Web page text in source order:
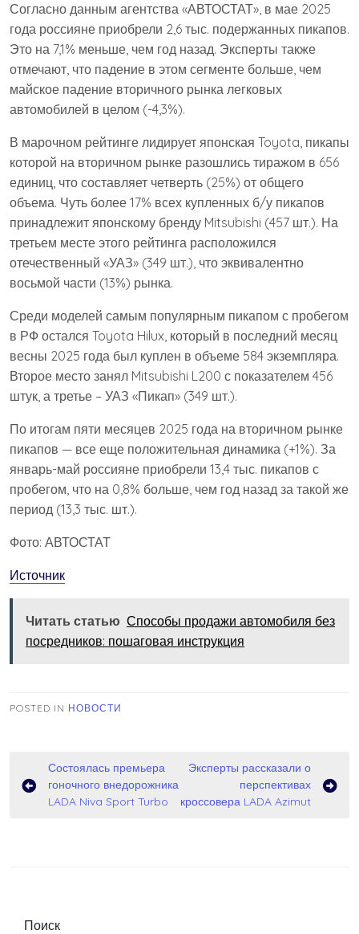
Согласно данным агентства «АВТОСТАТ», в мае 2025
года россияне приобрели 2,6 тыс. подержанных пикапов.
Это на 7,1% меньше, чем год назад. Эксперты также
отмечают, что падение в этом сегменте больше, чем
майское падение вторичного рынка легковых
автомобилей в целом (-4,3%).
В марочном рейтинге лидирует японская Toyota, пикапы
которой на вторичном рынке разошлись тиражом в 656
единиц, что составляет четверть (25%) от общего
объема. Чуть более 17% всех купленных б/у пикапов
принадлежит японскому бренду Mitsubishi (457 шт.). На
третьем месте этого рейтинга расположился
отечественный «УАЗ» (349 шт.), что эквивалентно
восьмой части (13%) рынка.
Среди моделей самым популярным пикапом с пробегом
в РФ остался Toyota Hilux, который в последний месяц
весны 2025 года был куплен в объеме 584 экземпляра.
Второе место занял Mitsubishi L200 с показателем 456
штук, а третье – УАЗ «Пикап» (349 шт.).
По итогам пяти месяцев 2025 года на вторичном рынке
пикапов — все еще положительная динамика (+1%). За
январь-май россияне приобрели 13,4 тыс. пикапов с
пробегом, что на 0,8% больше, чем год назад за такой же
период (13,3 тыс. шт.).
Фото: АВТОСТАТ
Источник
Читать статью Способы продажи автомобиля без
посредников: пошаговая инструкция
POSTED IN НОВОСТИ
Навигация
по
Состоялась премьера
гоночного внедорожника
LADA Niva Sport Turbo
Эксперты рассказали о
перспективах
кроссовера LADA Azimut
Поиск